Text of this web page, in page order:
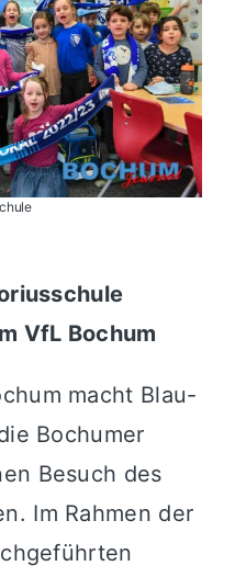
VfL Bochum
macht Blau-
Bochumer
Besuch des
Im Rahmen der